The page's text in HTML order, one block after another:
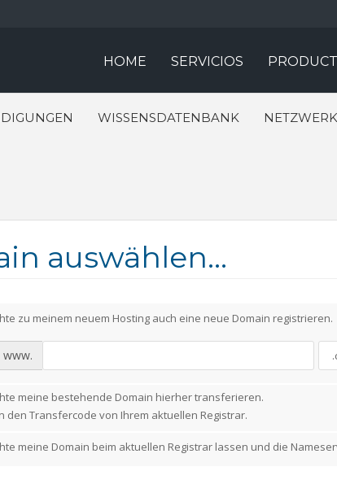
HOME SERVICIOS
WISSENSDATENBANK
auswählen...
zu meinem neuem Hosting auch eine neue Domain registrieren.
www.
meine bestehende Domain hierher transferieren.
den Transfercode von Ihrem aktuellen Registrar.
meine Domain beim aktuellen Registrar lassen und die